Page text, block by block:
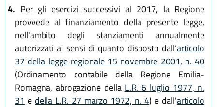
4. Per gli esercizi successivi al 2017, la Regione
provvede al finanziamento della presente legge,
nell'ambito degli stanziamenti annualmente
autorizzati ai sensi di quanto disposto dall'articolo
37 della legge regionale 15 novembre 2001, n. 40
(Ordinamento contabile della Regione Emilia-
Romagna, abrogazione della L.R. 6 luglio 1977, n.
31 e della L.R. 27 marzo 1972, n. 4) e dall'articolo